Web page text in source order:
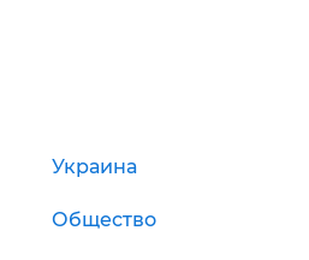
Украина
Общество